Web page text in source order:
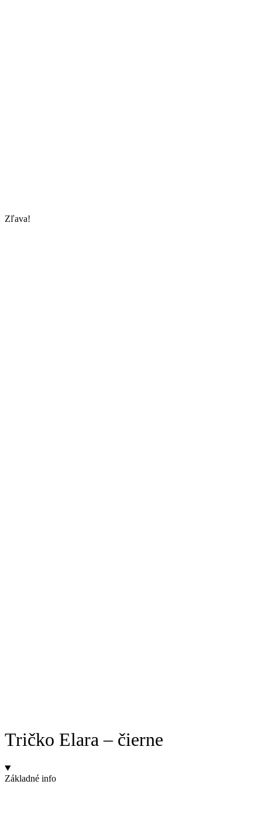
Zľava!
Tričko Elara – čierne
Základné info